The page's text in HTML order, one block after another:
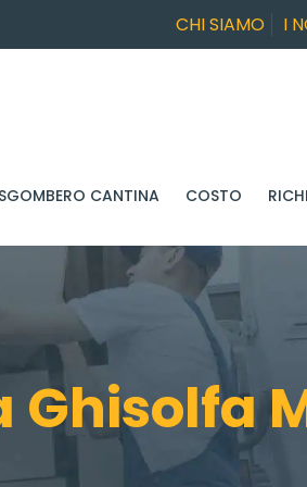
CHI SIAMO I
SGOMBERO CANTINA COSTO
Ghisolfa